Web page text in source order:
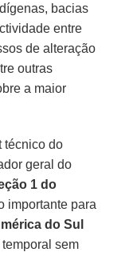
bacias
entre
de alteração
outras
a maior
técnico do
geral do
1 do
importante para
do Sul
sem